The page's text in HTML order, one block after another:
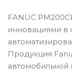
FANUC
инновациями в
Продукция